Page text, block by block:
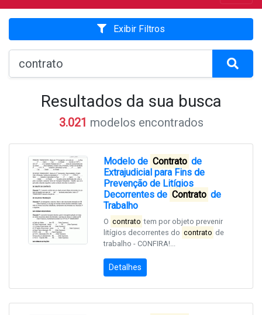
Exibir Filtros
Resultados da sua busca
3.021 modelos encontrados
Modelo de Contrato de
Extrajudicial para Fins de
Prevenção de Litígios
Decorrentes de Contrato de
Trabalho
O contrato tem por objeto prevenir
litígios decorrentes do contrato de
trabalho - CONFIRA!...
Detalhes